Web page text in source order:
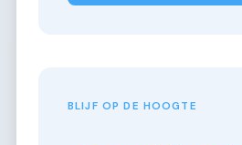
BLIJF OP DE HOOGTE